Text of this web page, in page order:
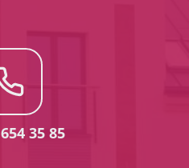
35 85